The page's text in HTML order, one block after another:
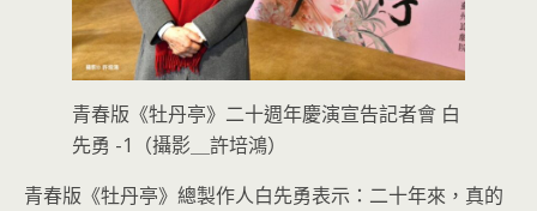
青春版《牡丹亭》二十週年慶演宣告記者會 白
先勇 -1（攝影＿許培鴻）
青春版《牡丹亭》總製作人白先勇表示：二十年來，真的